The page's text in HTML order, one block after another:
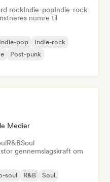
rockIndie-popIndie-rock
numre til
Indie-pop
Indie-rock
Post-punk
Medier
R&BSoul
gennemslagskraft om
soul R&B Soul